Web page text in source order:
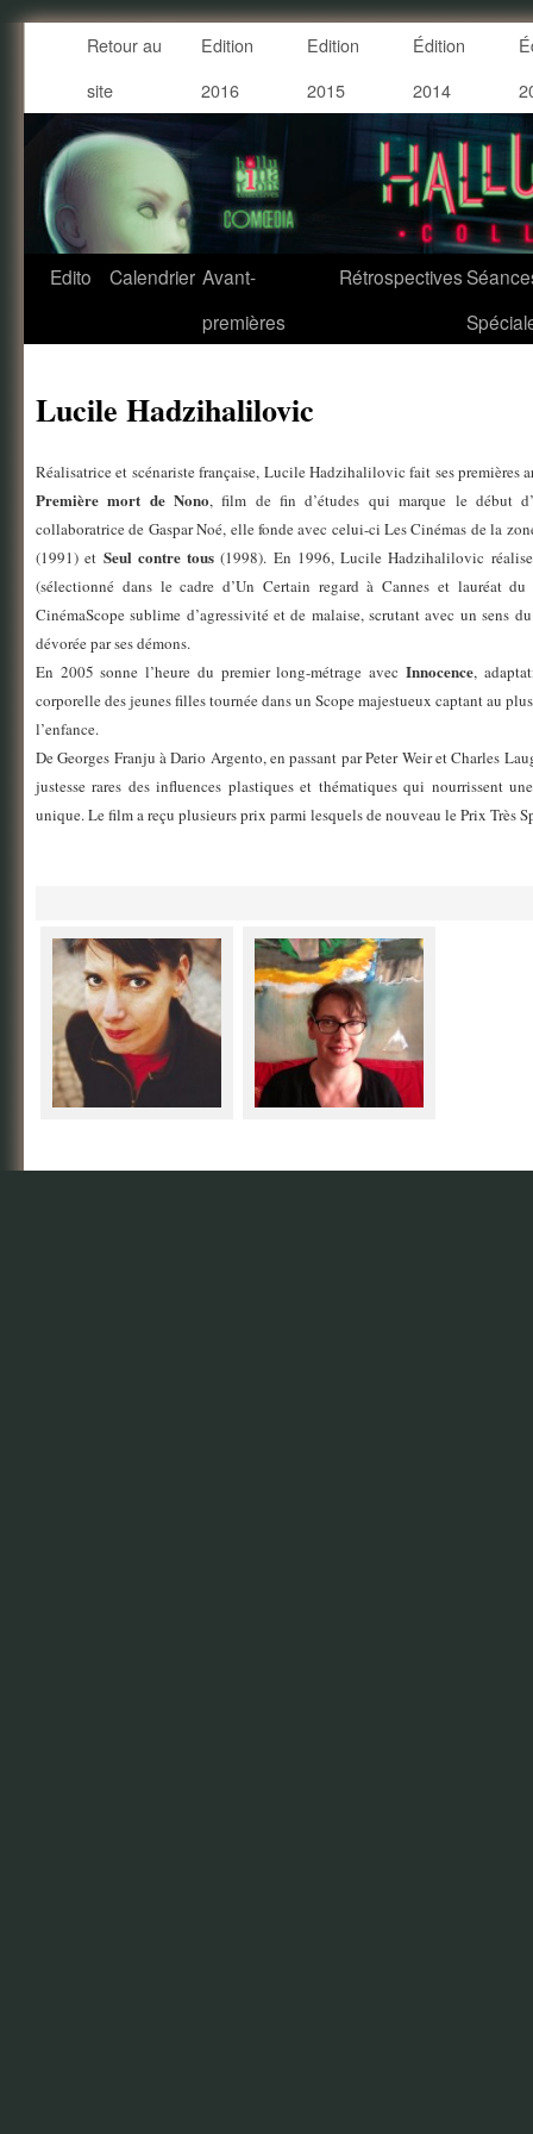
Retour au
site
Edition
2016
Edition
2015
Édition
2014
Edito Calendrier Avant-
premières
Rétrospectives
Lucile Hadzihalilovic
Lucile Hadzihalilovic
Réalisatrice et scénariste française, Lucile Hadzihalilovic fait ses premières
Première mort de Nono, film de fin d’études qui marque le début
collaboratrice de Gaspar Noé, elle fonde avec celui-ci Les Cinémas de la
(1991) et Seul contre tous (1998). En 1996, Lucile Hadzihalilovic
(sélectionné dans le cadre d’Un Certain regard à Cannes et lauréat
CinémaScope sublime d’agressivité et de malaise, scrutant avec un sens
dévorée par ses démons.
En 2005 sonne l’heure du premier long-métrage avec Innocence,
corporelle des jeunes filles tournée dans un Scope majestueux captant au
l’enfance.
De Georges Franju à Dario Argento, en passant par Peter Weir et Charles
justesse rares des influences plastiques et thématiques qui nourrissent
unique. Le film a reçu plusieurs prix parmi lesquels de nouveau le Prix Très